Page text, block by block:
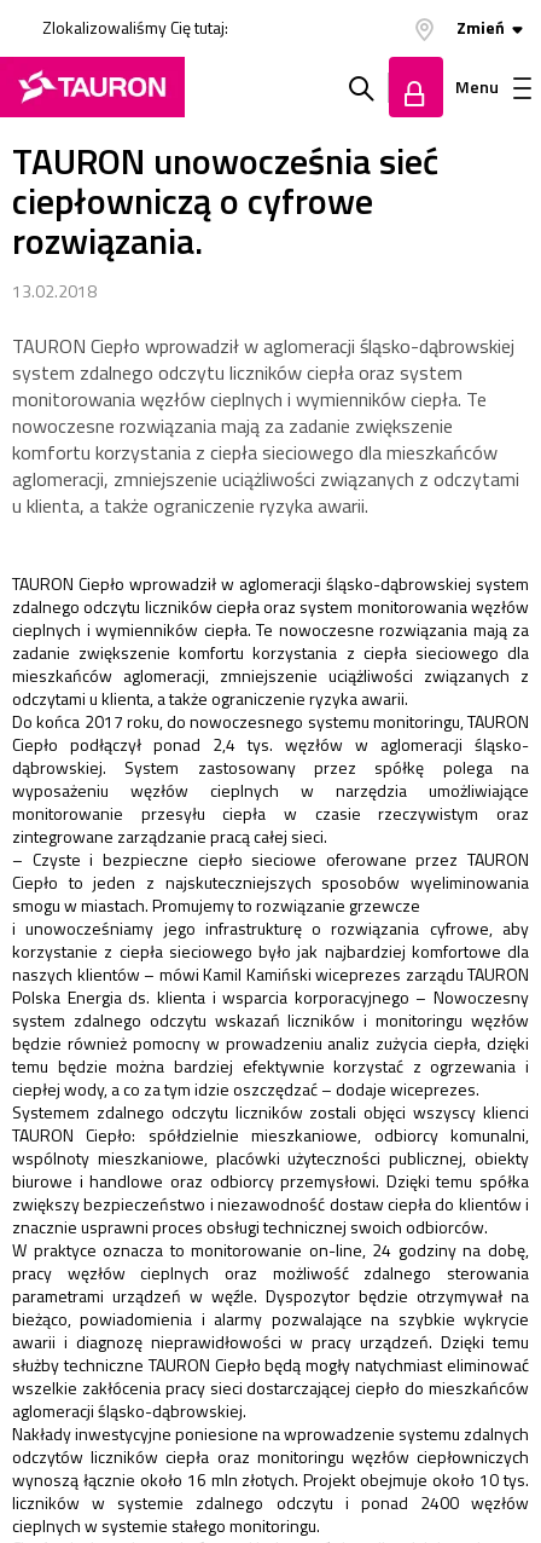
Zlokalizowaliśmy Cię tutaj: Zmień
Szukaj
w
Zaloguj
Menu
TAURON unowocześnia sieć
ciepłowniczą o cyfrowe
rozwiązania.
13.02.2018
TAURON Ciepło wprowadził w aglomeracji śląsko-dąbrowskiej
system zdalnego odczytu liczników ciepła oraz system
monitorowania węzłów cieplnych i wymienników ciepła. Te
nowoczesne rozwiązania mają za zadanie zwiększenie
komfortu korzystania z ciepła sieciowego dla mieszkańców
aglomeracji, zmniejszenie uciążliwości związanych z odczytami
u klienta, a także ograniczenie ryzyka awarii.
TAURON Ciepło wprowadził w aglomeracji śląsko-dąbrowskiej system
zdalnego odczytu liczników ciepła oraz system monitorowania węzłów
cieplnych i wymienników ciepła. Te nowoczesne rozwiązania mają za
zadanie zwiększenie komfortu korzystania z ciepła sieciowego dla
mieszkańców aglomeracji, zmniejszenie uciążliwości związanych z
odczytami u klienta, a także ograniczenie ryzyka awarii.
Do końca 2017 roku, do nowoczesnego systemu monitoringu, TAURON
Ciepło podłączył ponad 2,4 tys. węzłów w aglomeracji śląsko-
dąbrowskiej. System zastosowany przez spółkę polega na
wyposażeniu węzłów cieplnych w narzędzia umożliwiające
monitorowanie przesyłu ciepła w czasie rzeczywistym oraz
zintegrowane zarządzanie pracą całej sieci.
– Czyste i bezpieczne ciepło sieciowe oferowane przez TAURON
Ciepło to jeden z najskuteczniejszych sposobów wyeliminowania
smogu w miastach. Promujemy to rozwiązanie grzewcze
i unowocześniamy jego infrastrukturę o rozwiązania cyfrowe, aby
korzystanie z ciepła sieciowego było jak najbardziej komfortowe dla
naszych klientów – mówi Kamil Kamiński wiceprezes zarządu TAURON
Polska Energia ds. klienta i wsparcia korporacyjnego – Nowoczesny
system zdalnego odczytu wskazań liczników i monitoringu węzłów
będzie również pomocny w prowadzeniu analiz zużycia ciepła, dzięki
temu będzie można bardziej efektywnie korzystać z ogrzewania i
ciepłej wody, a co za tym idzie oszczędzać – dodaje wiceprezes.
Systemem zdalnego odczytu liczników zostali objęci wszyscy klienci
TAURON Ciepło: spółdzielnie mieszkaniowe, odbiorcy komunalni,
wspólnoty mieszkaniowe, placówki użyteczności publicznej, obiekty
biurowe i handlowe oraz odbiorcy przemysłowi. Dzięki temu spółka
zwiększy bezpieczeństwo i niezawodność dostaw ciepła do klientów i
znacznie usprawni proces obsługi technicznej swoich odbiorców.
W praktyce oznacza to monitorowanie on-line, 24 godziny na dobę,
pracy węzłów cieplnych oraz możliwość zdalnego sterowania
parametrami urządzeń w węźle. Dyspozytor będzie otrzymywał na
bieżąco, powiadomienia i alarmy pozwalające na szybkie wykrycie
awarii i diagnozę nieprawidłowości w pracy urządzeń. Dzięki temu
służby techniczne TAURON Ciepło będą mogły natychmiast eliminować
wszelkie zakłócenia pracy sieci dostarczającej ciepło do mieszkańców
aglomeracji śląsko-dąbrowskiej.
Nakłady inwestycyjne poniesione na wprowadzenie systemu zdalnych
odczytów liczników ciepła oraz monitoringu węzłów ciepłowniczych
wynoszą łącznie około 16 mln złotych. Projekt obejmuje około 10 tys.
liczników w systemie zdalnego odczytu i ponad 2400 węzłów
cieplnych w systemie stałego monitoringu.